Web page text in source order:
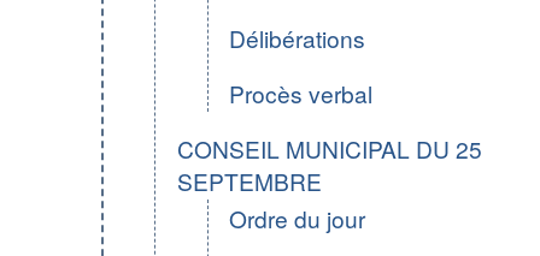
Délibérations
Procès verbal
CONSEIL MUNICIPAL DU 25
SEPTEMBRE
Ordre du jour